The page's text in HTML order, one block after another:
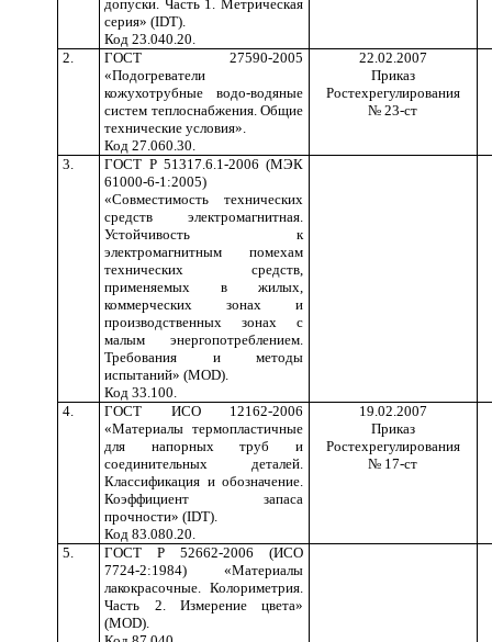
допуски. Часть 1. Метрическая
серия» (IDT).
Код 23.040.20.
2.
ГОСТ 27590-2005
«Подогреватели
кожухотрубные водо-водяные
систем теплоснабжения. Общие
технические условия».
Код 27.060.30.
22.02.2007
Приказ
Ростехрегулирования
№ 23-ст
3.
ГОСТ Р 51317.6.1-2006 (МЭК
61000-6-1:2005)
«Совместимость технических
средств электромагнитная.
Устойчивость к
электромагнитным помехам
технических средств,
применяемых в жилых,
коммерческих зонах и
производственных зонах с
малым энергопотреблением.
Требования и методы
испытаний» (MOD).
Код 33.100.
4.
ГОСТ ИСО 12162-2006
«Материалы термопластичные
для напорных труб и
соединительных деталей.
Классификация и обозначение.
Коэффициент запаса
прочности» (IDT).
Код 83.080.20.
19.02.2007
Приказ
Ростехрегулирования
№ 17-ст
5.
ГОСТ Р 52662-2006 (ИСО
7724-2:1984) «Материалы
лакокрасочные. Колориметрия.
Часть 2. Измерение цвета»
(MOD).